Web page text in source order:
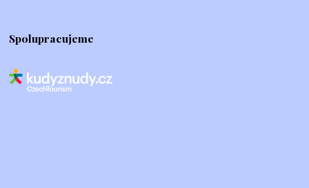
Spolupracujeme